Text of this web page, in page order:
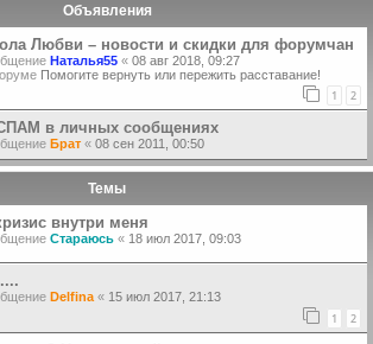
Объявления
Любви – новости и скидки для форумчан
Наталья55 « 08 авг 2018, 09:27
Помогите вернуть или пережить расставание!
1 2
в личных сообщениях
Брат « 08 сен 2011, 00:50
Темы
внутри меня
Стараюсь « 18 июл 2017, 09:03
Delfina « 15 июл 2017, 21:13
1 2